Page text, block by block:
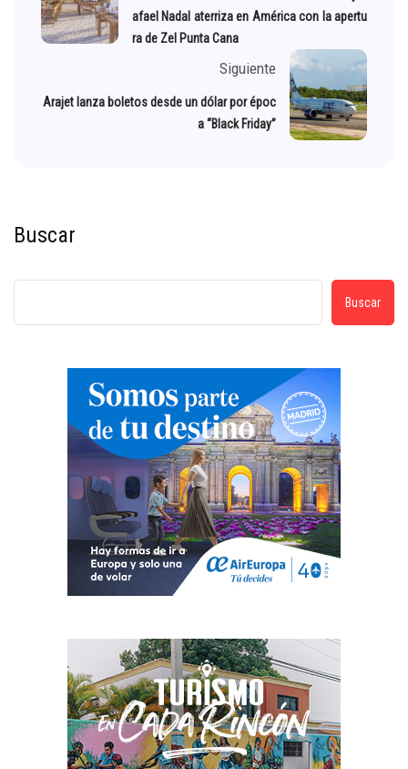
afael Nadal aterriza en América con la apertu
ra de Zel Punta Cana
Siguiente
Arajet lanza boletos desde un dólar por époc
a “Black Friday”
Buscar
Buscar